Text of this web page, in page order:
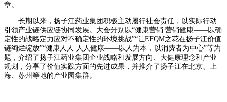
章。
长期以来，扬子江药业集团积极主动履行社会责任，以实际行动
引领产业链供应链协同发展。大会分别以“健康营销 营销健康——以确
定性的战略定力应对不确定性的环境挑战”“让EFQM之花在扬子江价值
链绚烂绽放”“健康人人 人人健康——以人为本，以消费者为中心”等为
题，介绍了扬子江药业集团企业战略和发展方向、大健康理念和产业
规划，分享了价值实践方面的先进成果，并推介了扬子江在北京、上
海、苏州等地的产业园集群。